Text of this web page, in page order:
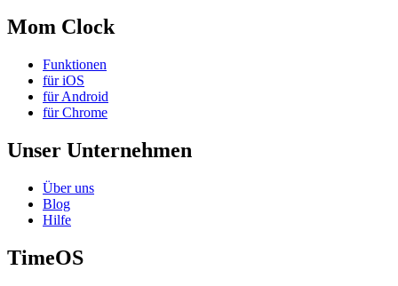
Mom Clock
Funktionen
für iOS
für Android
für Chrome
Unser Unternehmen
Über uns
Blog
Hilfe
TimeOS